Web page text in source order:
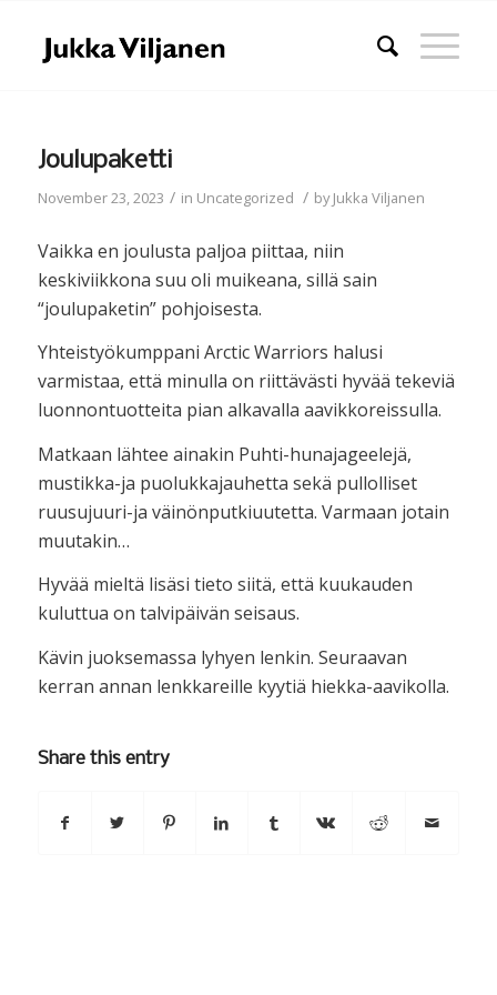
Joulupaketti
November 23, 2023 / in Uncategorized / byJukka Viljanen
Vaikka en joulusta paljoa piittaa, niin
keskiviikkona suu oli muikeana, sillä sain
“joulupaketin” pohjoisesta.
Yhteistyökumppani Arctic Warriors halusi
varmistaa, että minulla on riittävästi hyvää tekeviä
luonnontuotteita pian alkavalla aavikkoreissulla.
Matkaan lähtee ainakin Puhti-hunajageelejä,
mustikka-ja puolukkajauhetta sekä pullolliset
ruusujuuri-ja väinönputkiuutetta. Varmaan jotain
muutakin…
Hyvää mieltä lisäsi tieto siitä, että kuukauden
kuluttua on talvipäivän seisaus.
Kävin juoksemassa lyhyen lenkin. Seuraavan
kerran annan lenkkareille kyytiä hiekka-aavikolla.
Share this entry